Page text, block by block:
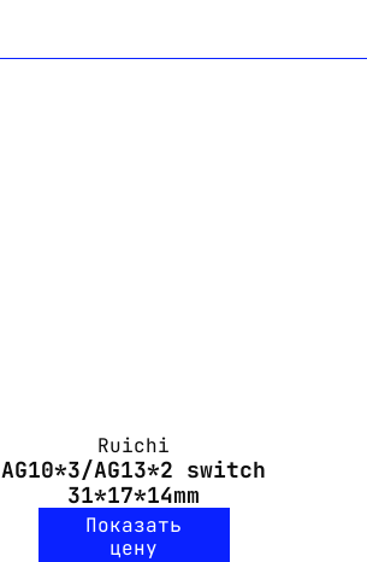
Ruichi
AG10*3/AG13*2 switch
31*17*14mm
Показать
цену